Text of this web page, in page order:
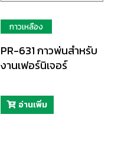
กาวเหลือง
PR-631 กาวพ่นสำหรับ
งานเฟอร์นิเจอร์
อ่านเพิ่ม